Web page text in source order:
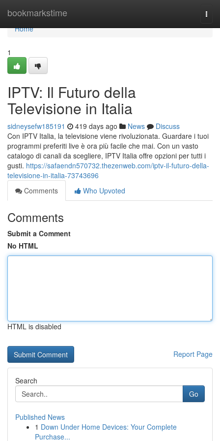
bookmarkstime
Home
Home
1
IPTV: Il Futuro della
Televisione in Italia
sidneysefw185191 419 days ago News
Discuss
Con IPTV Italia, la televisione viene rivoluzionata. Guardare i tuoi
programmi preferiti live è ora più facile che mai. Con un vasto
catalogo di canali da scegliere, IPTV Italia offre opzioni per tutti i
gusti. https://safaendn570732.thezenweb.com/iptv-il-futuro-della-
televisione-in-italia-73743696
Comments
Who Upvoted
Comments
Submit a Comment
No HTML
HTML is disabled
Report Page
Search
Go
Published News
1 Down Under Home Devices: Your Complete
Purchase...